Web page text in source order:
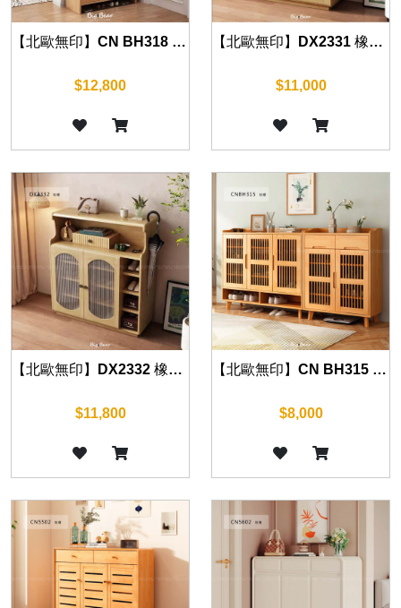
【北歐無印】CN BH318 橡木鞋櫃(兩門/三門) 80cm/120cm
$12,800
【北歐無印】DX2331 橡木鞋櫃 80cm
$11,000
【北歐無印】DX2332 橡木鞋櫃 105cm
$11,800
【北歐無印】CN BH315 橡木鞋櫃 (兩門/三門) 80cm/120cm
$8,000